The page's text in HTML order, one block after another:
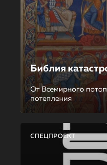
Библия
От Всемирного
потепления
СПЕЦПРОЕКТ